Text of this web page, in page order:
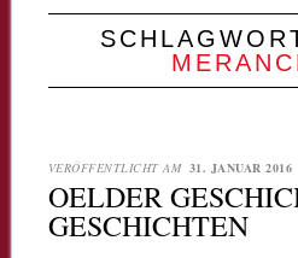
VERÖFFENTLICHT AM 31. JANUAR 2016
OELDER
GESCHICHTEN